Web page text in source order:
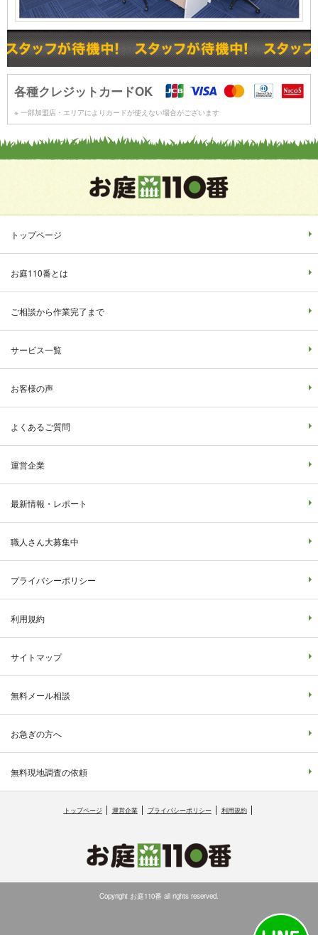
各種クレジットカードOK
※ 一部加盟店・エリアによりカードが使えない場合がございます
トップページ
お庭110番とは
ご相談から作業完了まで
サービス一覧
お客様の声
よくあるご質問
運営企業
最新情報・レポート
職人さん大募集中
プライバシーポリシー
利用規約
サイトマップ
無料メール相談
お急ぎの方へ
無料現地調査の依頼
トップページ 運営企業 プライバシーポリシー 利用規約
Copyright お庭110番 all rights reserved.